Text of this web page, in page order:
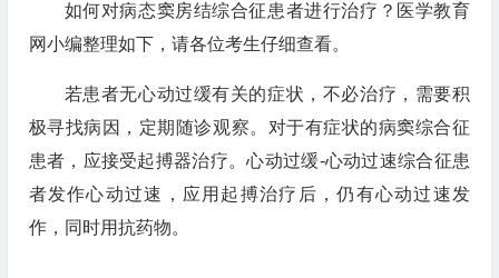
如何对病态窦房结综合征患者进行治疗？医学教育
网小编整理如下，请各位考生仔细查看。
若患者无心动过缓有关的症状，不必治疗，需要积
极寻找病因，定期随诊观察。对于有症状的病窦综合征
患者，应接受起搏器治疗。心动过缓-心动过速综合征患
者发作心动过速，应用起搏治疗后，仍有心动过速发
作，同时用抗药物。